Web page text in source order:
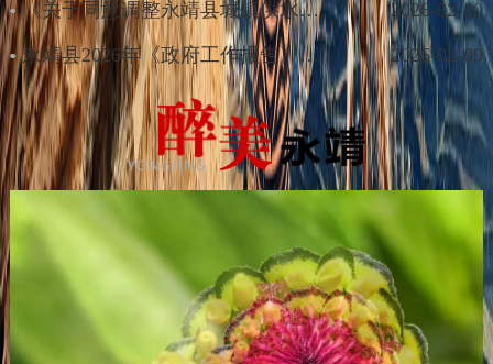
《关于同意调整永靖县城镇供水价格的批复》政策解读 2026-02-10
永靖县2026年《政府工作报告》政策解读 2026-02-09